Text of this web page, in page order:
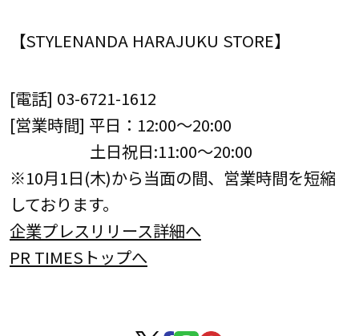
【STYLENANDA HARAJUKU STORE】
[電話] 03-6721-1612
[営業時間] 平日：12:00～20:00
土日祝日:11:00～20:00
※10月1日(木)から当面の間、営業時間を短縮
しております。
企業プレスリリース詳細へ
PR TIMESトップへ